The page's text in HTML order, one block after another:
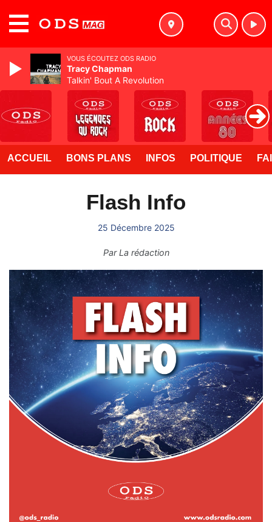
ACCUEIL BONS PLANS INFOS POLITIQUE
Flash Info
25 Décembre 2025
ParLa rédaction
VOUS ÉCOUTEZ ODS RADIO
Tracy Chapman
Talkin' Bout A Revolution